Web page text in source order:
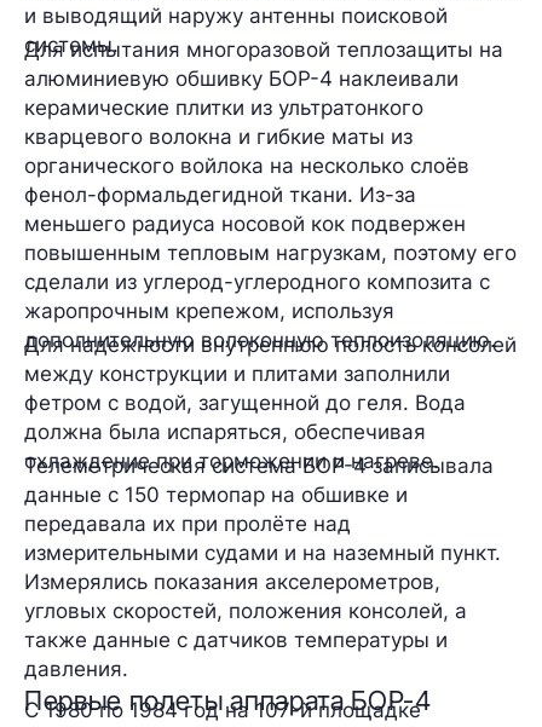
и выводящий наружу антенны поисковой
системы.
Для испытания многоразовой теплозащиты на
алюминиевую обшивку БОР-4 наклеивали
керамические плитки из ультратонкого
кварцевого волокна и гибкие маты из
органического войлока на несколько слоёв
фенол-формальдегидной ткани. Из-за
меньшего радиуса носовой кок подвержен
повышенным тепловым нагрузкам, поэтому его
сделали из углерод-углеродного композита с
жаропрочным крепежом, используя
дополнительную волоконную теплоизоляцию.
Для надежности внутреннюю полость консолей
между конструкции и плитами заполнили
фетром с водой, загущенной до геля. Вода
должна была испаряться, обеспечивая
охлаждение при торможении и нагреве.
Телеметрическая система БОР-4 записывала
данные с 150 термопар на обшивке и
передавала их при пролёте над
измерительными судами и на наземный пункт.
Измерялись показания акселерометров,
угловых скоростей, положения консолей, а
также данные с датчиков температуры и
давления.
Первые полеты аппарата БОР-4
С 1980 по 1984 год на 107-й площадке